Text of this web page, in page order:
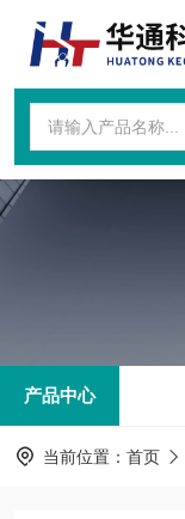
产品中心
当前位置： 首页